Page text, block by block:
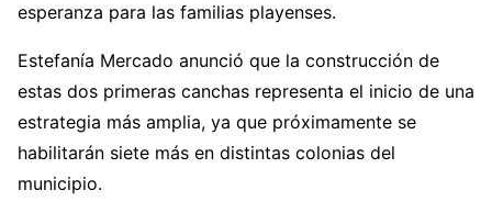
esperanza para las familias playenses.
Estefanía Mercado anunció que la construcción de
estas dos primeras canchas representa el inicio de una
estrategia más amplia, ya que próximamente se
habilitarán siete más en distintas colonias del
municipio.